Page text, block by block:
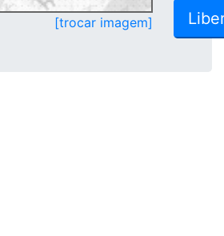
[trocar imagem]